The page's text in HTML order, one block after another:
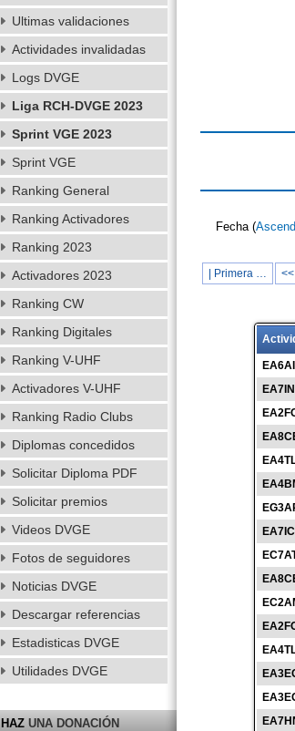
Fecha (
| Primera … <<
Ultimas validaciones
Actividades invalidadas
Logs DVGE
Liga RCH-DVGE 2023
Sprint VGE 2023
Sprint VGE
Ranking General
Ranking Activadores
Ranking 2023
Activadores 2023
Ranking CW
Ranking Digitales
Ranking V-UHF
Activadores V-UHF
Ranking Radio Clubs
Diplomas concedidos
Solicitar Diploma PDF
Solicitar premios
Videos DVGE
Fotos de seguidores
Noticias DVGE
Descargar referencias
Estadisticas DVGE
Utilidades DVGE
HAZUNA DONACIÓN